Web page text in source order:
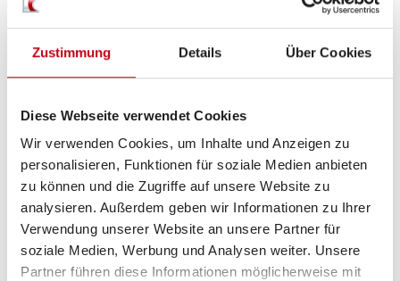
Zustimmung Details Über Cookies
Diese Webseite verwendet Cookies
Wir verwenden Cookies, um Inhalte und Anzeigen zu
personalisieren, Funktionen für soziale Medien anbieten
zu können und die Zugriffe auf unsere Website zu
analysieren. Außerdem geben wir Informationen zu Ihrer
Verwendung unserer Website an unsere Partner für
soziale Medien, Werbung und Analysen weiter. Unsere
Partner führen diese Informationen möglicherweise mit
Heizung / Klima
Gasheizung
Klimaanlage
Sanitär
Dusche separat